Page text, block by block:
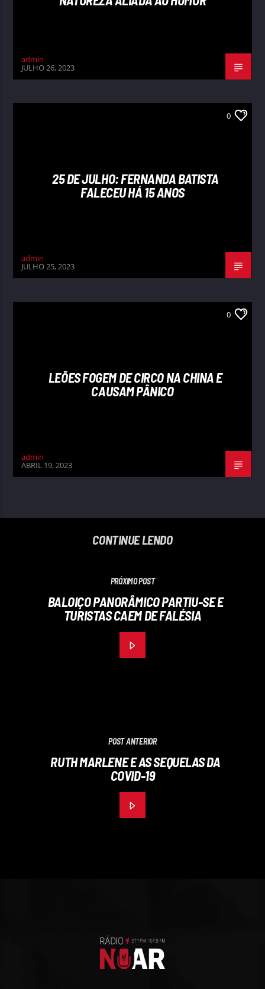
admin
JULHO 26, 2023
0
25 DE JULHO: FERNANDA BATISTA
FALECEU HÁ 15 ANOS
admin
JULHO 25, 2023
0
LEÕES FOGEM DE CIRCO NA CHINA E
CAUSAM PÂNICO
admin
ABRIL 19, 2023
CONTINUE LENDO
PRÓXIMO POST
BALOIÇO PANORÂMICO PARTIU-SE E
TURISTAS CAEM DE FALÉSIA
POST ANTERIOR
RUTH MARLENE E AS SEQUELAS DA
COVID-19